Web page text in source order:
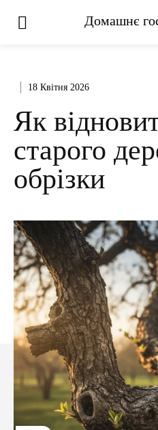
Домашнє
18 Квітня 2026
Як
старого
обрізки